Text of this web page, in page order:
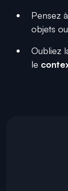
Pensez
objets
Oubliez
le